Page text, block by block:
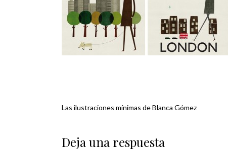
Navegación
de
Las ilustraciones mínimas de Blanca Gómez
Deja una respuesta